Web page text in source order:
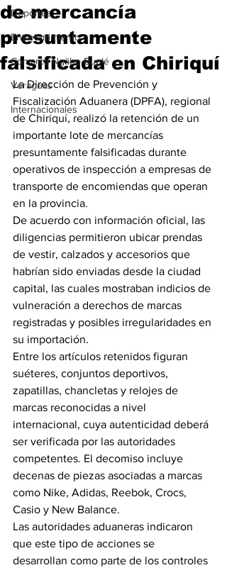
Deportes
Entretenimiento
Comarca Ngäbe-Buglé
Veraguas
Internacionales
de mercancía
presuntamente
falsificada en Chiriquí
La Dirección de Prevención y
Fiscalización Aduanera (DPFA), regional
de Chiriquí, realizó la retención de un
importante lote de mercancías
presuntamente falsificadas durante
operativos de inspección a empresas de
transporte de encomiendas que operan
en la provincia.
De acuerdo con información oficial, las
diligencias permitieron ubicar prendas
de vestir, calzados y accesorios que
habrían sido enviadas desde la ciudad
capital, las cuales mostraban indicios de
vulneración a derechos de marcas
registradas y posibles irregularidades en
su importación.
Entre los artículos retenidos figuran
suéteres, conjuntos deportivos,
zapatillas, chancletas y relojes de
marcas reconocidas a nivel
internacional, cuya autenticidad deberá
ser verificada por las autoridades
competentes. El decomiso incluye
decenas de piezas asociadas a marcas
como Nike, Adidas, Reebok, Crocs,
Casio y New Balance.
Las autoridades aduaneras indicaron
que este tipo de acciones se
desarrollan como parte de los controles